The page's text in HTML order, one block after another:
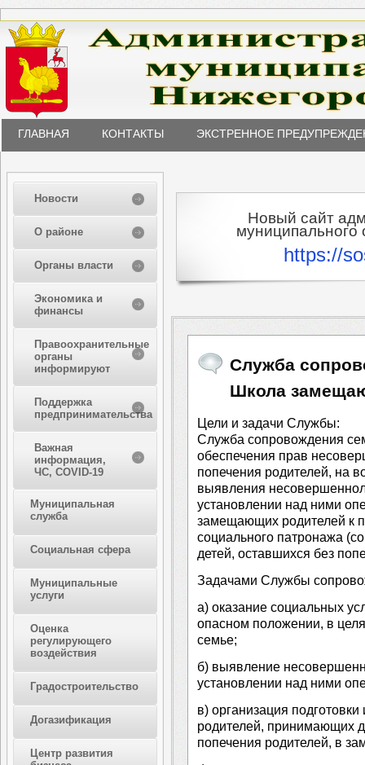
ГЛАВНАЯ КОНТАКТЫ ЭКСТРЕННОЕ
Новости
О районе
Органы власти
Экономика и
финансы
Правоохранительные
органы
информируют
Поддержка
предпринимательства
Важная
информация,
ЧС, COVID-19
Муниципальная
служба
Социальная сфера
Муниципальные
услуги
Оценка
регулирующего
воздействия
Градостроительство
Догазификация
Центр развития
Новый сайт
муниципального
https://
Служба
Школа
Цели и задачи Службы:
Служба сопровождения
обеспечения прав
попечения родителей, на
выявления
установлении над ними
замещающих родителей к
социального патронажа
детей, оставшихся без
Задачами Службы
а) оказание социальных
опасном положении, в
семье;
б) выявление
установлении над ними
в) организация
родителей, принимающих
попечения родителей, в